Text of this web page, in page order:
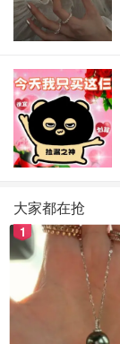
大家都在抢
1